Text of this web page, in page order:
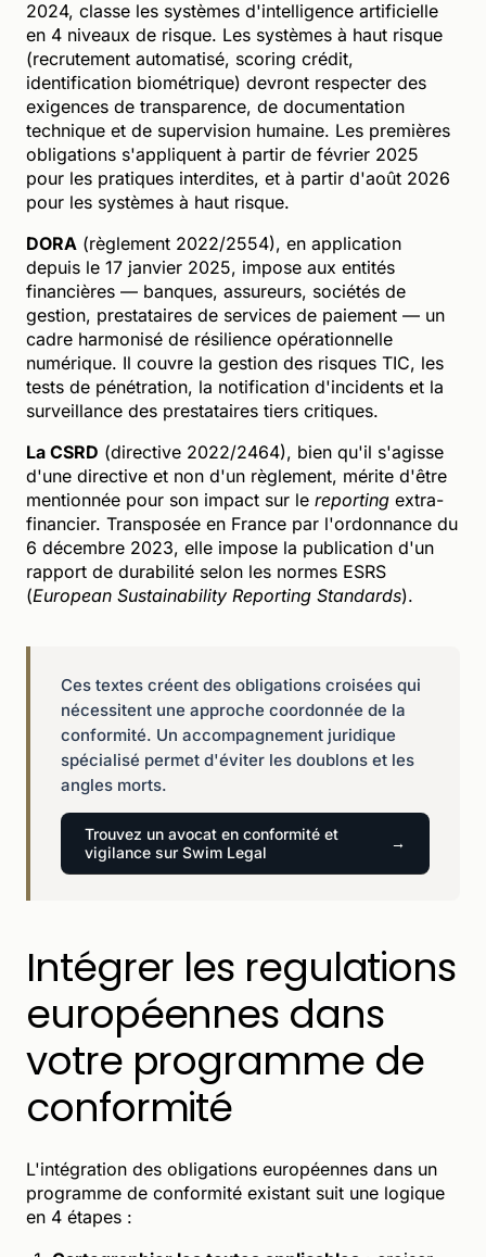
2024, classe les systèmes d'intelligence artificielle
en 4 niveaux de risque. Les systèmes à haut risque
(recrutement automatisé, scoring crédit,
identification biométrique) devront respecter des
exigences de transparence, de documentation
technique et de supervision humaine. Les premières
obligations s'appliquent à partir de février 2025
pour les pratiques interdites, et à partir d'août 2026
pour les systèmes à haut risque.
DORA (règlement 2022/2554), en application
depuis le 17 janvier 2025, impose aux entités
financières — banques, assureurs, sociétés de
gestion, prestataires de services de paiement — un
cadre harmonisé de résilience opérationnelle
numérique. Il couvre la gestion des risques TIC, les
tests de pénétration, la notification d'incidents et la
surveillance des prestataires tiers critiques.
La CSRD (directive 2022/2464), bien qu'il s'agisse
d'une directive et non d'un règlement, mérite d'être
mentionnée pour son impact sur le reporting extra-
financier. Transposée en France par l'ordonnance du
6 décembre 2023, elle impose la publication d'un
rapport de durabilité selon les normes ESRS
(European Sustainability Reporting Standards).
Ces textes créent des obligations croisées qui
nécessitent une approche coordonnée de la
conformité. Un accompagnement juridique
spécialisé permet d'éviter les doublons et les
angles morts.
Trouvez un avocat en conformité et
vigilance sur Swim Legal
Intégrer les regulations
européennes dans
votre programme de
conformité
L'intégration des obligations européennes dans un
programme de conformité existant suit une logique
en 4 étapes :